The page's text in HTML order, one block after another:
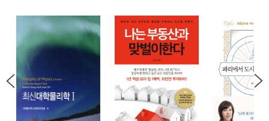
뇌를 해킹하는 기술 4: 단어만 바꿔도 정체성이 달라진다
실생활에서 뇌 해킹을 적용하려면?
자발적 행동을 끌어내는 ‘선택 바이인’ 효과
‘연쇄 링크’로 새로운 자아상 만들기
PART 7 매력적인 보상 주기
- 가슴을 설레게 하는 보상을 찾아라!
수많은 베스트셀러나 자기계발서에서는 이렇게 말한다. “성격을 바꿔라! 의지가
강한 사람들을 본받아라! 자신감을 가져라! 모든 역경을 극복할 수 있을 만큼 그것을
열정적으로 원하라!” 이런 조언들은 ‘사람’을 바꾸려 한다. 하지만 사람들은 모두
다르다. 저마다 ‘핵심 성격’이 있기 때문이다. 안타깝게도 성격이라는 것은 그렇게
쉽게 변하지 않는다.